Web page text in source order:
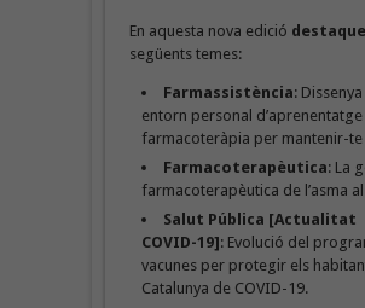
En aquesta nova edició
següents temes:
Farmassistència:
entorn personal d’aprenentatge
farmacoteràpia per mantenir-te
Farmacoterapèutica: La
farmacoterapèutica de l’asma
Salut Pública [Actualitat
COVID-19]: Evolució del
vacunes per protegir els
Catalunya de COVID-19.